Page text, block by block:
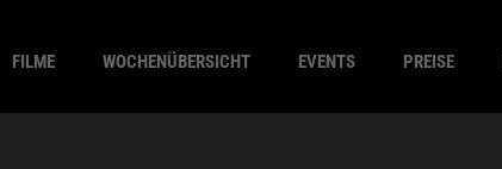
FILME WOCHENÜBERSICHT EVENTS PREISE